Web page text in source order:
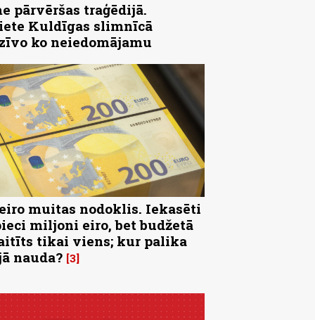
pārvēršas traģēdijā.
Kuldīgas slimnīcā
ko neiedomājamu
muitas nodoklis. Iekasēti
miljoni eiro, bet budžetā
tikai viens; kur palika
nauda? 3